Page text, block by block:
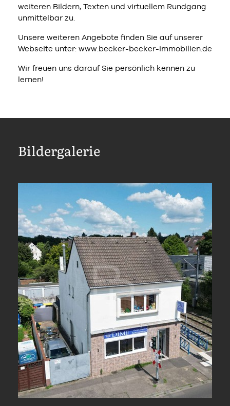
weiteren Bildern, Texten und virtuellem Rundgang
unmittelbar zu.
Unsere weiteren Angebote finden Sie auf unserer
Webseite unter: www.becker-becker-immobilien.de
Wir freuen uns darauf Sie persönlich kennen zu
lernen!
Bildergalerie